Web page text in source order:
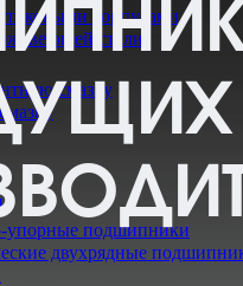
корпусами
стали
смазку
упорные подшипники
двухрядные